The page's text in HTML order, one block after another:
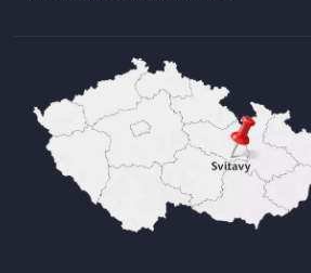
2 195 Kč
SADA NOŽŮ SE STOJANEM
Berlingerhaus BH-3136